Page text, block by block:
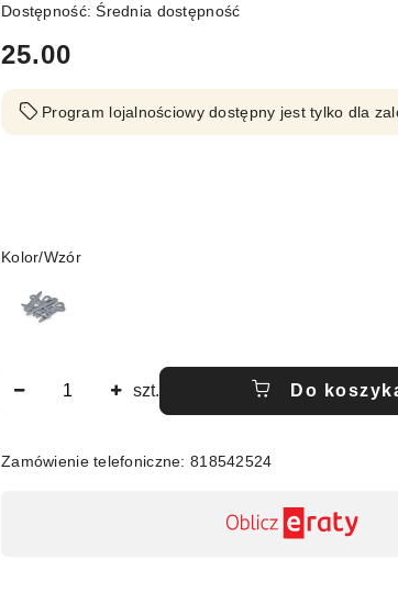
Dostępność:Średnia dostępność
cena:
25.00
Program lojalnościowy dostępny jest tylko dla
Wariant
Kolor/Wzór
szt. Do
Zamówienie telefoniczne: 818542524